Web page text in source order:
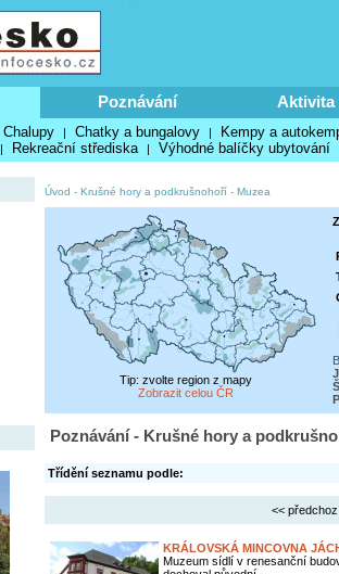
Poznávání Aktivita
Chalupy | Chatky a bungalovy | Kempy a
| Rekreační střediska | Výhodné balíčky ubytování
Úvod - Krušné hory a podkrušnohoří - Muzea
Tip: zvolte region z mapy
Zobrazit celou ČR
Poznávání - Krušné hory a
Třídění seznamu podle:
<<
KRÁLOVSKÁ MINCOVNA
Muzeum sídlí v renesanční